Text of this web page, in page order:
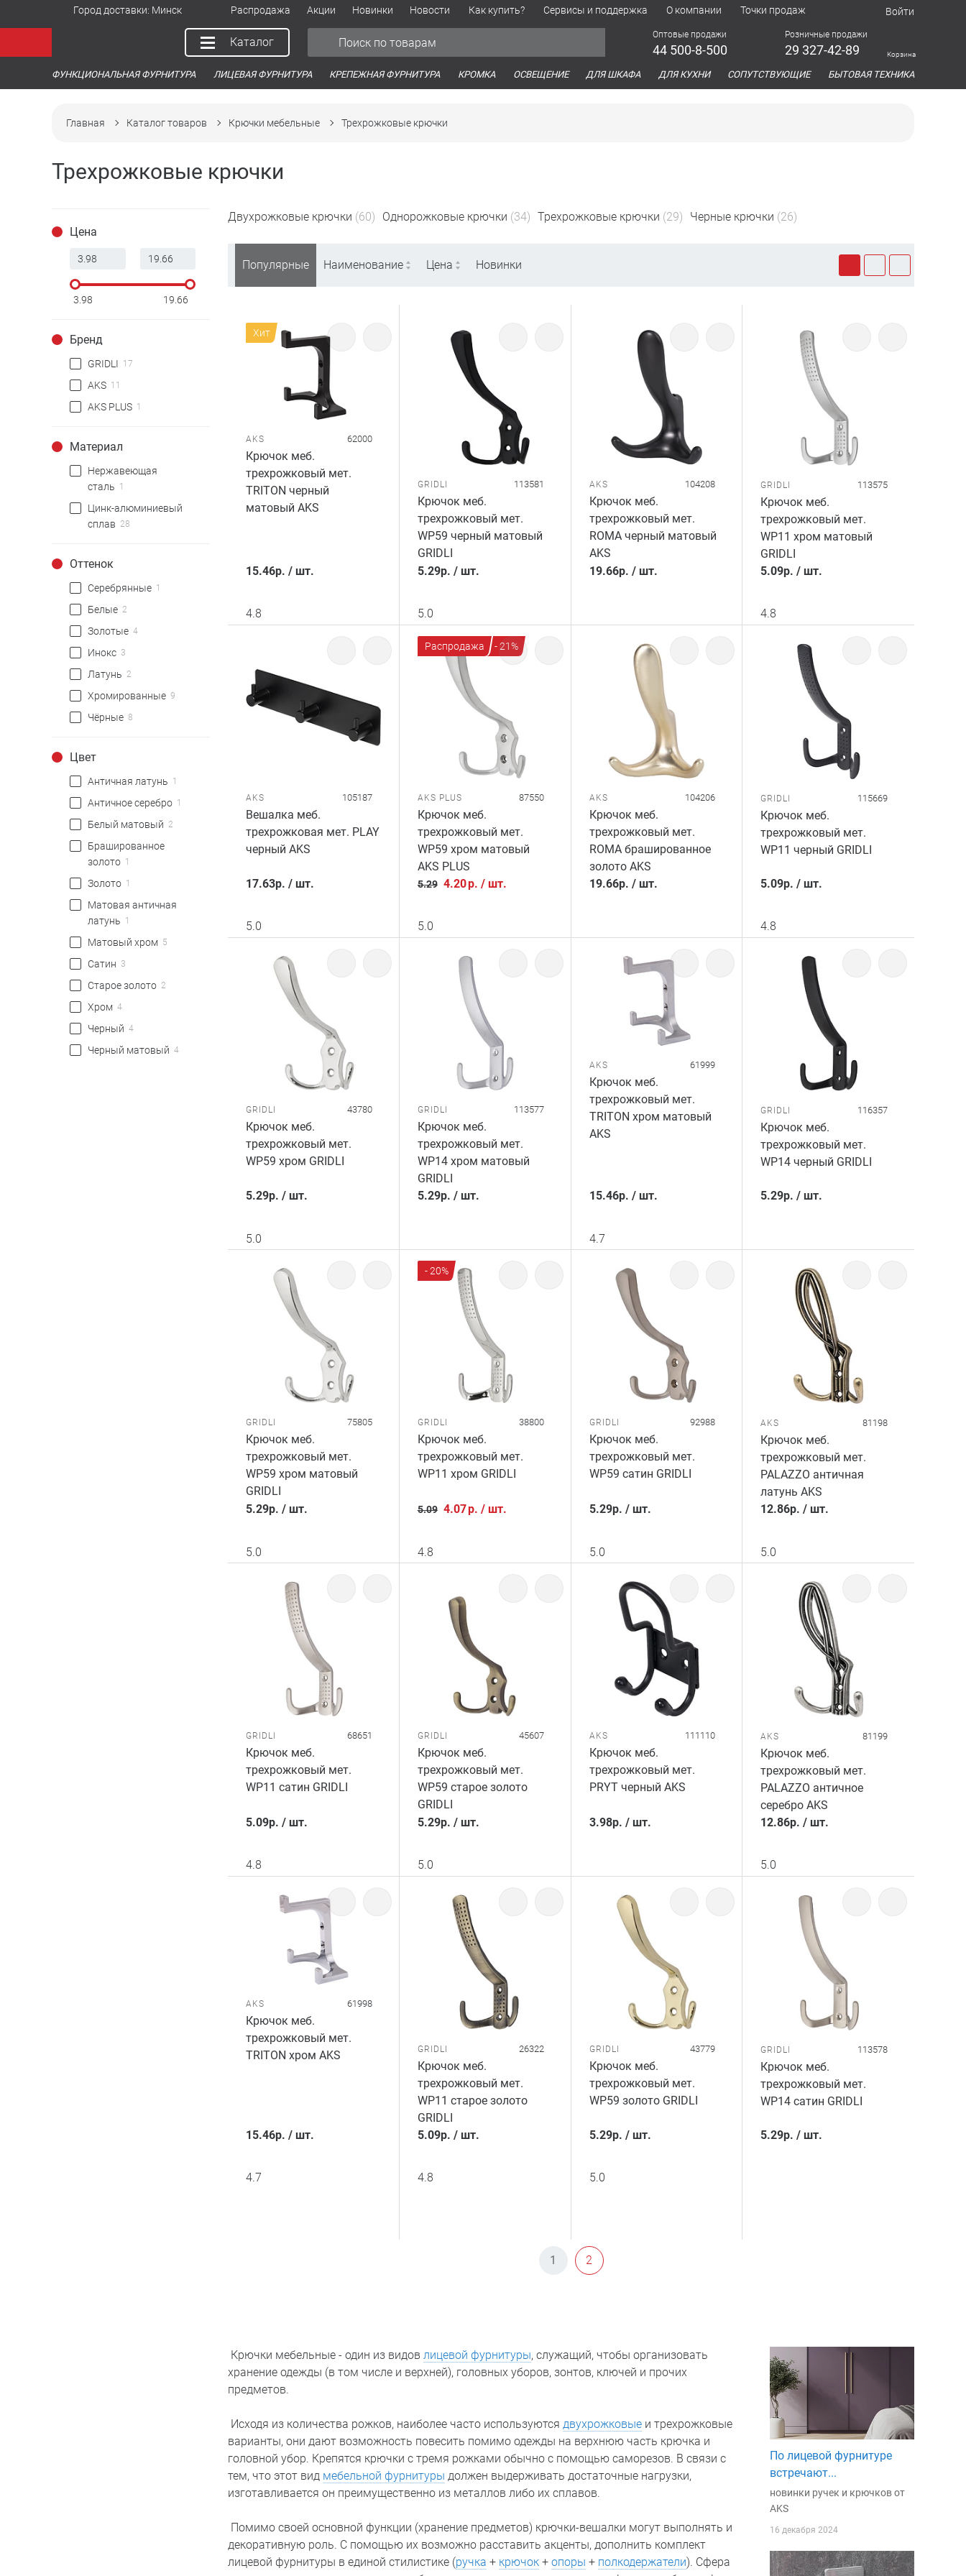
Город доставки: Минск Распродажа Акции Новинки Новости Как купить? Сервисы и поддержка О компании Точки продаж Войти
Каталог
Оптовые продажи
44 500-8-500
Розничные продажи
29 327-42-89 Корзина
ФУНКЦИОНАЛЬНАЯ ФУРНИТУРА ЛИЦЕВАЯ ФУРНИТУРА КРЕПЕЖНАЯ ФУРНИТУРА КРОМКА ОСВЕЩЕНИЕ ДЛЯ ШКАФА ДЛЯ КУХНИ СОПУТСТВУЮЩИЕ БЫТОВАЯ ТЕХНИКА
Главная Каталог товаров Крючки мебельные Трехрожковые крючки
Трехрожковые крючки
Цена
3.98 19.66
Бренд
GRIDLI 17
AKS 11
AKS PLUS 1
Материал
Нержавеющая
сталь 1
Цинк-алюминиевый
сплав 28
Оттенок
Cеребрянные 1
Белые 2
Золотые 4
Инокс 3
Латунь 2
Хромированные 9
Чёрные 8
Цвет
Античная латунь 1
Античное серебро 1
Белый матовый 2
Брашированное
золото 1
Золото 1
Матовая античная
латунь 1
Матовый хром 5
Сатин 3
Старое золото 2
Хром 4
Черный 4
Черный матовый 4
Двухрожковые крючки (60) Однорожковые крючки (34) Трехрожковые крючки (29) Черные крючки (26)
Популярные Наименование Цена Новинки
Хит
AKS 62000
Крючок меб.
трехрожковый мет.
TRITON черный
матовый AKS
15.46р. / шт.
4.8
GRIDLI 113581
Крючок меб.
трехрожковый мет.
WP59 черный матовый
GRIDLI
5.29р. / шт.
5.0
AKS 104208
Крючок меб.
трехрожковый мет.
ROMA черный матовый
AKS
19.66р. / шт.
GRIDLI 113575
Крючок меб.
трехрожковый мет.
WP11 хром матовый
GRIDLI
5.09р. /шт.
4.8
AKS 105187
Вешалка меб.
трехрожковая мет. PLAY
черный AKS
17.63р. / шт.
5.0
Распродажа - 21%
AKS PLUS 87550
Крючок меб.
трехрожковый мет.
WP59 хром матовый
AKS PLUS
5.29 4.20р. / шт.
5.0
AKS 104206
Крючок меб.
трехрожковый мет.
ROMA брашированное
золото AKS
19.66р. / шт.
GRIDLI 115669
Крючок меб.
трехрожковый мет.
WP11 черный GRIDLI
5.09р. /шт.
4.8
GRIDLI 43780
Крючок меб.
трехрожковый мет.
WP59 хром GRIDLI
5.29р. / шт.
5.0
GRIDLI 113577
Крючок меб.
трехрожковый мет.
WP14 хром матовый
GRIDLI
5.29р. / шт.
AKS 61999
Крючок меб.
трехрожковый мет.
TRITON хром матовый
AKS
15.46р. / шт.
4.7
GRIDLI 116357
Крючок меб.
трехрожковый мет.
WP14 черный GRIDLI
5.29р. /шт.
GRIDLI 75805
Крючок меб.
трехрожковый мет.
WP59 хром матовый
GRIDLI
5.29р. / шт.
5.0
- 20%
GRIDLI 38800
Крючок меб.
трехрожковый мет.
WP11 хром GRIDLI
5.09 4.07р. / шт.
4.8
GRIDLI 92988
Крючок меб.
трехрожковый мет.
WP59 сатин GRIDLI
5.29р. / шт.
5.0
AKS 81198
Крючок меб.
трехрожковый мет.
PALAZZO античная
латунь AKS
12.86р. /шт.
5.0
GRIDLI 68651
Крючок меб.
трехрожковый мет.
WP11 сатин GRIDLI
5.09р. / шт.
4.8
GRIDLI 45607
Крючок меб.
трехрожковый мет.
WP59 старое золото
GRIDLI
5.29р. / шт.
5.0
AKS 111110
Крючок меб.
трехрожковый мет.
PRYT черный AKS
3.98р. / шт.
AKS 81199
Крючок меб.
трехрожковый мет.
PALAZZO античное
серебро AKS
12.86р. /шт.
5.0
AKS 61998
Крючок меб.
трехрожковый мет.
TRITON хром AKS
15.46р. / шт.
4.7
GRIDLI 26322
Крючок меб.
трехрожковый мет.
WP11 старое золото
GRIDLI
5.09р. / шт.
4.8
GRIDLI 43779
Крючок меб.
трехрожковый мет.
WP59 золото GRIDLI
5.29р. / шт.
5.0
GRIDLI 113578
Крючок меб.
трехрожковый мет.
WP14 сатин GRIDLI
5.29р. /шт.
1 2
Крючки мебельные - один из видов лицевой фурнитуры, служащий, чтобы организовать
хранение одежды (в том числе и верхней), головных уборов, зонтов, ключей и прочих
предметов.
Исходя из количества рожков, наиболее часто используются двухрожковые и трехрожковые
варианты, они дают возможность повесить помимо одежды на верхнюю часть крючка и
головной убор. Крепятся крючки с тремя рожками обычно с помощью саморезов. В связи с
тем, что этот вид мебельной фурнитуры должен выдерживать достаточные нагрузки,
изготавливается он преимущественно из металлов либо их сплавов.
Помимо своей основной функции (хранение предметов) крючки-вешалки могут выполнять и
декоративную роль. С помощью их возможно расставить акценты, дополнить комплект
лицевой фурнитуры в единой стилистике (ручка + крючок + опоры + полкодержатели). Сфера
По лицевой фурнитуре
встречают...
новинки ручек и крючков от
AKS
16 декабря 2024